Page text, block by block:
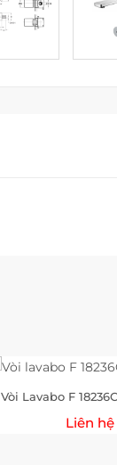
Vòi Lavabo F
Liên hệ